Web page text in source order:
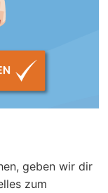
geben wir dir
zum